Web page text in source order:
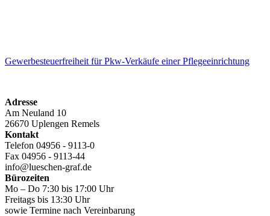
Gewerbesteuerfreiheit für Pkw-Verkäufe einer Pflegeeinrichtung
Adresse
Am Neuland 10
26670 Uplengen Remels
Kontakt
Telefon 04956 - 9113-0
Fax 04956 - 9113-44
info@lueschen-graf.de
Bürozeiten
Mo – Do 7:30 bis 17:00 Uhr
Freitags bis 13:30 Uhr
sowie Termine nach Vereinbarung